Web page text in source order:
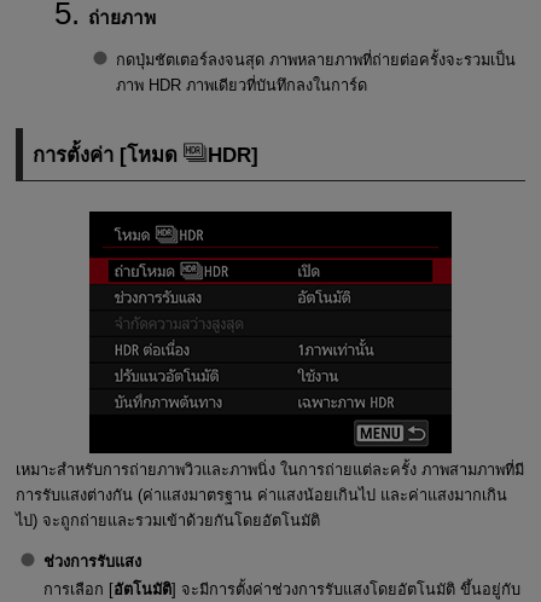
ถ่ายภาพ
กดปุ่มชัตเตอร์ลงจนสุด ภาพหลายภาพที่ถ่ายต่อครั้งจะรวมเป็น
ภาพ HDR ภาพเดียวที่บันทึกลงในการ์ด
การตั้งค่า [โหมด HDR]
เหมาะสำหรับการถ่ายภาพวิวและภาพนิ่ง ในการถ่ายแต่ละครั้ง ภาพสามภาพที่มี
การรับแสงต่างกัน (ค่าแสงมาตรฐาน ค่าแสงน้อยเกินไป และค่าแสงมากเกิน
ไป) จะถูกถ่ายและรวมเข้าด้วยกันโดยอัตโนมัติ
ช่วงการรับแสง
การเลือก [อัตโนมัติ] จะมีการตั้งค่าช่วงการรับแสงโดยอัตโนมัติ ขึ้นอยู่กับ